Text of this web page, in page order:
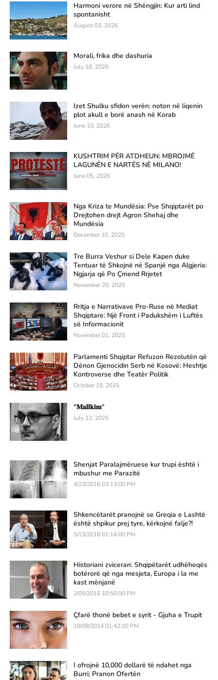
Harmoni verore në Shëngjin: Kur arti lind
spontanisht
August 03, 2026
Morali, frika dhe dashuria
July 18, 2026
Izet Shulku sfidon verën: noton në liqenin
plot akull e borë anash në Korab
June 10, 2026
KUSHTRIM PËR ATDHEUN: MBROJMË
LAGUNËN E NARTËS NË MILANO!
June 05, 2026
Nga Kriza te Mundësia: Pse Shqiptarët po
Drejtohen drejt Agron Shehaj dhe
Mundësia
December 10, 2025
Tre Burra Veshur si Dele Kapen duke
Tentuar të Shkojnë në Spanjë nga Algjeria:
Ngjarja që Po Çmend Rrjetet
November 20, 2025
Rritja e Narrativave Pro-Ruse në Mediat
Shqiptare: Një Front i Padukshëm i Luftës
së Informacionit
November 01, 2025
Parlamenti Shqiptar Refuzon Rezolutën që
Dënon Gjenocidin Serb në Kosovë: Heshtje
Kontroverse dhe Teatër Politik
October 19, 2025
"𝐌𝐚𝐥𝐥𝐤𝐢𝐦"
July 12, 2025
Shenjat Paralajmëruese kur trupi është i
mbushur me Parazitë
4/23/2016 03:13:00 PM
Shkencëtarët pranojnë se Greqia e Lashtë
është shpikur prej tyre, kërkojnë falje?!
5/13/2018 01:14:00 PM
Historiani zviceran: Shqipëtarët udhëheqës
botërorë që nga mesjeta, Europa i la me
kast mënjanë
2/05/2016 10:50:00 PM
Çfarë thonë bebet e syrit - Gjuha e Trupit
10/09/2014 01:42:00 PM
I ofrojnë 10,000 dollarë të ndahet nga
Burri; Pranon Ofertën